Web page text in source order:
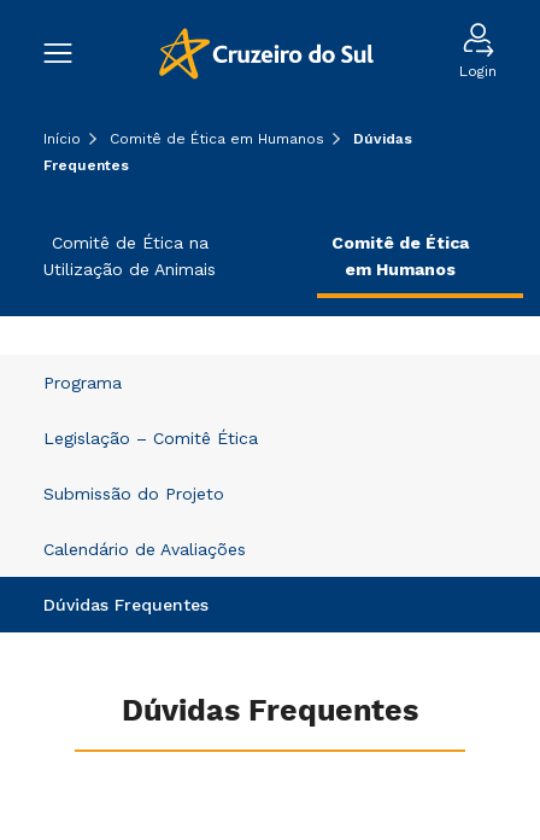
Login
Início Comitê de Ética em Humanos
Dúvidas
Frequentes
Comitê de Ética na
Utilização de Animais
Comitê de Ética
em Humanos
Programa
Legislação – Comitê Ética
Submissão do Projeto
Calendário de Avaliações
Dúvidas Frequentes
Dúvidas Frequentes